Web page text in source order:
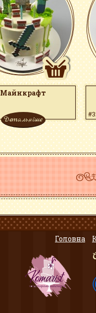
Майнкрафт
Детальніше
Головна